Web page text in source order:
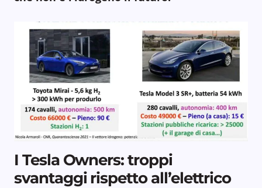
I Tesla Owners: troppi
svantaggi rispetto all’elettrico